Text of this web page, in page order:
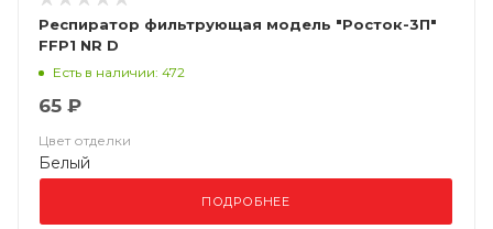
Респиратор фильтрующая модель "Росток-3П"
FFP1 NR D
Есть в наличии: 472
65 ₽
Цвет отделки
Белый
ПОДРОБНЕЕ